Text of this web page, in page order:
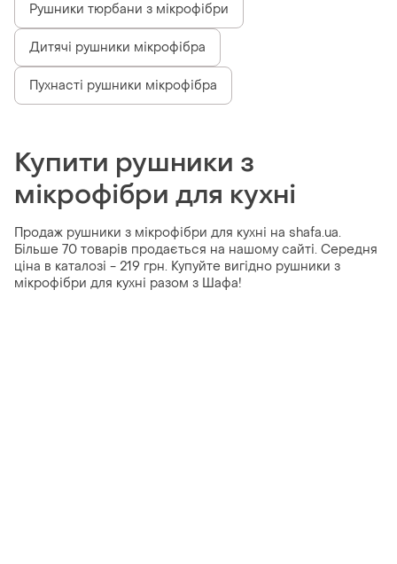
Рушники тюрбани з мікрофібри
Дитячі рушники мікрофібра
Пухнасті рушники мікрофібра
Купити рушники з
мікрофібри для кухні
Продаж рушники з мікрофібри для кухні на shafa.ua.
Більше 70 товарів продається на нашому сайті. Середня
ціна в каталозі - 219 грн. Купуйте вигідно рушники з
мікрофібри для кухні разом з Шафа!